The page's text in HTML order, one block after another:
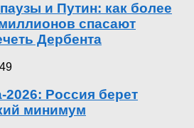
и Путин: как более
спасают
Дербента
Россия берет
минимум